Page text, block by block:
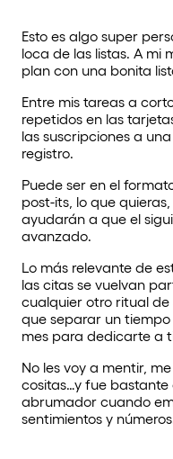
Esto es algo super
loca de las listas. A mi
plan con una bonita
Entre mis tareas a
repetidos en las
las suscripciones a
registro.
Puede ser en el
post-its, lo que
ayudarán a que el
avanzado.
Lo más relevante de
las citas se vuelvan
cualquier otro ritual
que separar un
mes para dedicarte a
No les voy a mentir,
cositas…y fue
abrumador cuando
sentimientos y